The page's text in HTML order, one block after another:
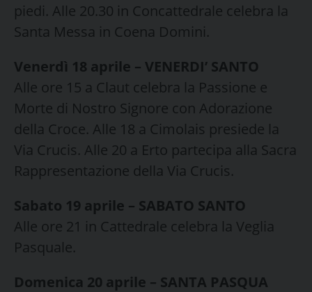
piedi. Alle 20.30 in Concattedrale celebra la
Santa Messa in Coena Domini.
Venerdì 18 aprile – VENERDI’ SANTO
Alle ore 15 a Claut celebra la Passione e
Morte di Nostro Signore con Adorazione
della Croce. Alle 18 a Cimolais presiede la
Via Crucis. Alle 20 a Erto partecipa alla Sacra
Rappresentazione della Via Crucis.
Sabato 19 aprile – SABATO SANTO
Alle ore 21 in Cattedrale celebra la Veglia
Pasquale.
Domenica 20 aprile – SANTA PASQUA